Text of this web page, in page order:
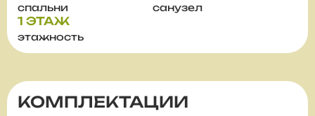
спальни санузел
1 ЭТАЖ
этажность
КОМПЛЕКТАЦИИ